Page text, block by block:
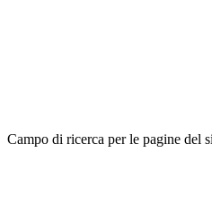
Campo di ricerca per le pagine del